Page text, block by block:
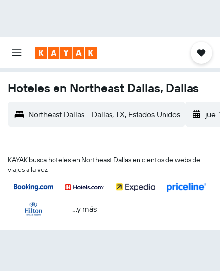
Hoteles en Northeast Dallas, Dallas
Northeast Dallas - Dallas, TX, Estados Unidos jue.
KAYAK busca hoteles en Northeast Dallas en cientos de webs de
viajes a la vez
...y más